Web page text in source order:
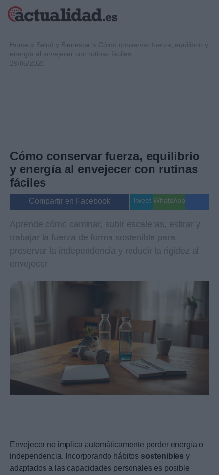
Internacional
Viajes
Gente
Musica
Home » Salud y Bienestar » Cómo conservar fuerza, equilibrio y
energía al envejecer con rutinas fáciles
29/05/2026
Cómo conservar fuerza, equilibrio
y energía al envejecer con rutinas
fáciles
Compartir en Facebook Tweet WhatsApp
Aprende cómo caminar, subir escaleras, estirar y
trabajar la fuerza de forma sostenible para
preservar la independencia y reducir la rigidez al
envejecer
Envejecer no implica automáticamente perder energía o
independencia. Incorporando hábitos sostenibles y
adaptados a las capacidades personales es posible